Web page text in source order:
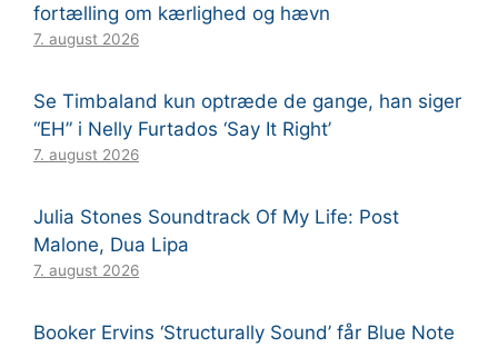
fortælling om kærlighed og hævn
7. august 2026
Se Timbaland kun optræde de gange, han siger
“EH” i Nelly Furtados ‘Say It Right’
7. august 2026
Julia Stones Soundtrack Of My Life: Post
Malone, Dua Lipa
7. august 2026
Booker Ervins ‘Structurally Sound’ får Blue Note